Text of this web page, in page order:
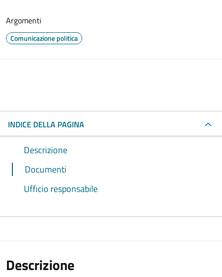
Argomenti
Comunicazione politica
INDICE DELLA PAGINA
Descrizione
Documenti
Ufficio responsabile
Descrizione